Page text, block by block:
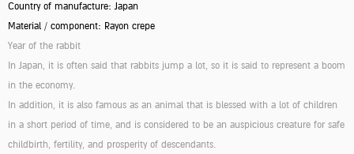
Country of manufacture: Japan
Material / component: Rayon crepe
Year of the rabbit
In Japan, it is often said that rabbits jump a lot, so it is said to represent a boom
in the economy.
In addition, it is also famous as an animal that is blessed with a lot of children
in a short period of time, and is considered to be an auspicious creature for safe
childbirth, fertility, and prosperity of descendants.